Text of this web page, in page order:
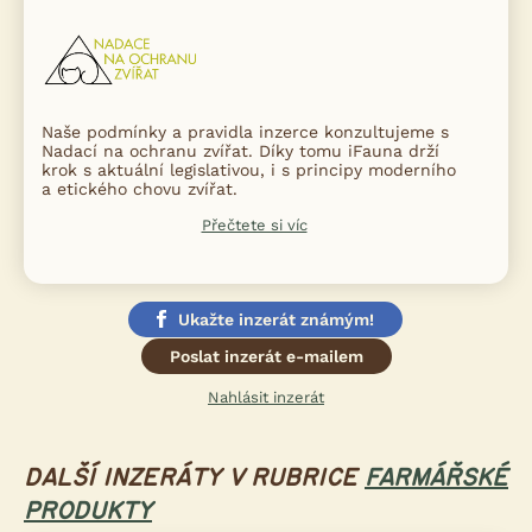
Naše podmínky a pravidla inzerce konzultujeme s
Nadací na ochranu zvířat. Díky tomu iFauna drží
krok s aktuální legislativou, i s principy moderního
a etického chovu zvířat.
Přečtete si víc
Ukažte inzerát známým!
Poslat inzerát e-mailem
Nahlásit inzerát
DALŠÍ INZERÁTY V RUBRICE FARMÁŘSKÉ
PRODUKTY